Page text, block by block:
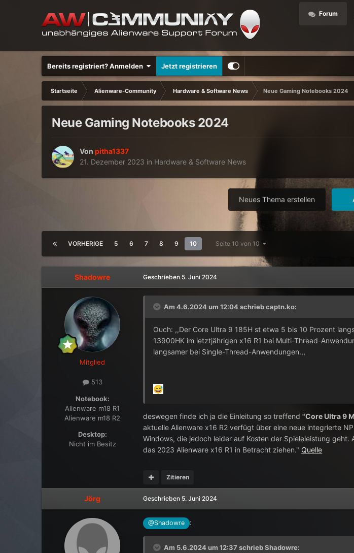
Forum
Bereits registriert? Anmelden Jetzt registrieren
Startseite Alienware-Community Hardware & Software News Neue Gaming Notebooks 2024
Neue Gaming Notebooks 2024
Vonpitha1337
21. Dezember 2023 in Hardware & Software News
Neues Thema erstellen
VORHERIGE 5 6 7 8 9 10 Seite 10 von 10
Shadowre
Mitglied
513
Notebook:
Alienware m18 R1
Alienware m18 R2
Desktop:
Nicht im Besitz
Geschrieben 5. Juni 2024
Am 4.6.2024 um 12:04 schriebcaptn.ko:
Ouch: ,,Der Core Ultra 9 185H st etwa 5 bis 10 Prozent
13900HK im letztjährigen x16 R1 bei Multi-Thread-
langsamer bei Single-Thread-Anwendungen.,,
😅
deswegen finde ich ja die Einleitung so treffend"Core Ultra 9
aktuelle Alienware x16 R2 verfügt über eine neue integrierte
Windows, die jedoch leider auf Kosten der Spieleleistung geht.
das 2023 Alienware x16 R1 in Betracht ziehen." Quelle
Zitieren
Jörg Geschrieben 5. Juni 2024
@Shadowre :
Am 5.6.2024 um 12:37 schriebShadowre: